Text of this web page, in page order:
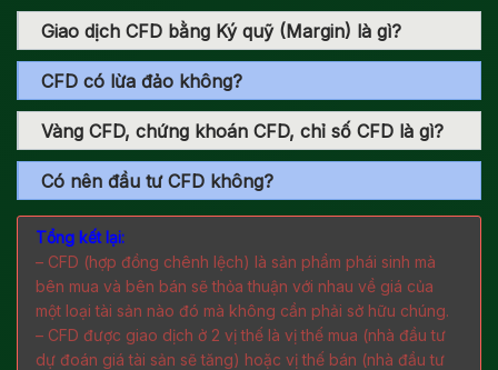
Giao dịch CFD bằng Ký quỹ (Margin) là gì?
CFD có lừa đảo không?
Vàng CFD, chứng khoán CFD, chỉ số CFD là gì?
Có nên đầu tư CFD không?
Tổng kết lại:
– CFD (hợp đồng chênh lệch) là sản phẩm phái sinh mà
bên mua và bên bán sẽ thỏa thuận với nhau về giá của
một loại tài sản nào đó mà không cần phải sở hữu chúng.
– CFD được giao dịch ở 2 vị thế là vị thế mua (nhà đầu tư
dự đoán giá tài sản sẽ tăng) hoặc vị thế bán (nhà đầu tư